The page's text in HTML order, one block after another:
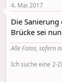
4. Mai 2017
Die
Brücke sei
Alle Fotos, sofern
Ich suche eine 2-